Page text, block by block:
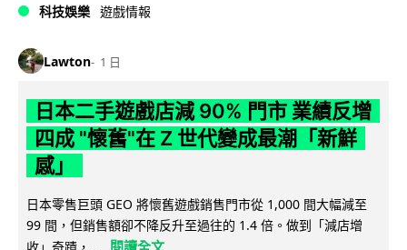
科技娛樂 遊戲情報
Lawton 1 日
日本二手遊戲店減 90% 門市 業績反增
四成 "懷舊"在 Z 世代變成最潮「新鮮
感」
日本零售巨頭 GEO 將懷舊遊戲銷售門市從 1,000 間大幅減至
99 間，但銷售額卻不降反升至過往的 1.4 倍。做到「減店增